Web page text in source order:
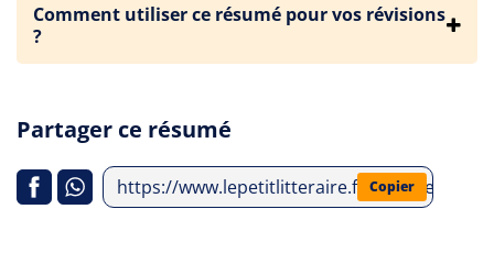
Comment utiliser ce résumé pour vos révisions
?
Partager ce résumé
https://www.lepetitlitteraire.fr/analyses-
Copier